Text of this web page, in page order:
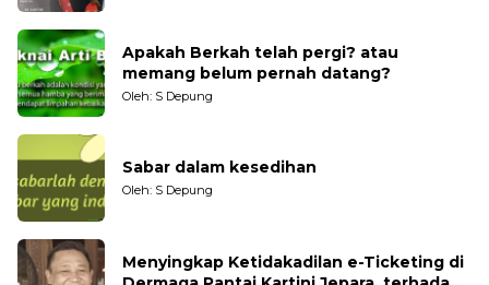
Apakah Berkah telah pergi? atau
memang belum pernah datang?
Oleh: S Depung
Sabar dalam kesedihan
Oleh: S Depung
Menyingkap Ketidakadilan e-Ticketing di